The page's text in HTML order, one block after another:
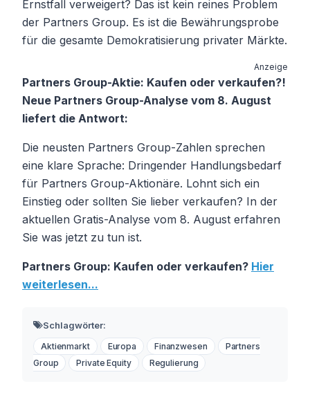
Ernstfall verweigert? Das ist kein reines Problem
der Partners Group. Es ist die Bewährungsprobe
für die gesamte Demokratisierung privater Märkte.
Anzeige
Partners Group-Aktie: Kaufen oder verkaufen?!
Neue Partners Group-Analyse vom 8. August
liefert die Antwort:
Die neusten Partners Group-Zahlen sprechen
eine klare Sprache: Dringender Handlungsbedarf
für Partners Group-Aktionäre. Lohnt sich ein
Einstieg oder sollten Sie lieber verkaufen? In der
aktuellen Gratis-Analyse vom 8. August erfahren
Sie was jetzt zu tun ist.
Partners Group: Kaufen oder verkaufen? Hier
weiterlesen...
Schlagwörter:
Aktienmarkt Europa Finanzwesen
Partners
Group
Private Equity Regulierung